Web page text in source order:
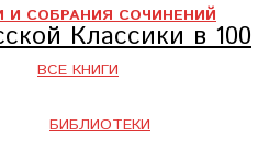
И СОБРАНИЯ СОЧИНЕНИЙ
ВСЕ КНИГИ
БИБЛИОТЕКИ